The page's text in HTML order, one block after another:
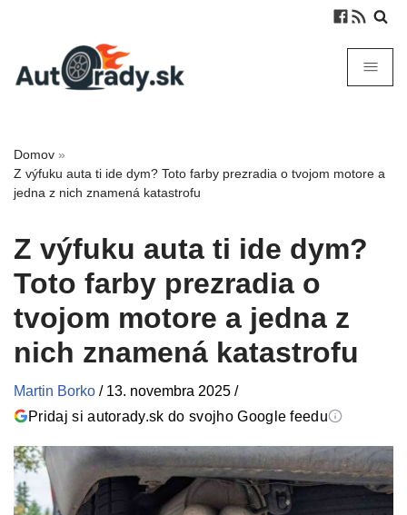
Domov »
Z výfuku auta ti ide dym? Toto farby prezradia o tvojom motore a
jedna z nich znamená katastrofu
Z výfuku auta ti ide dym?
Toto farby prezradia o
tvojom motore a jedna z
nich znamená katastrofu
Martin Borko / 13. novembra 2025 /
Pridaj si autorady.sk do svojho Google feedu